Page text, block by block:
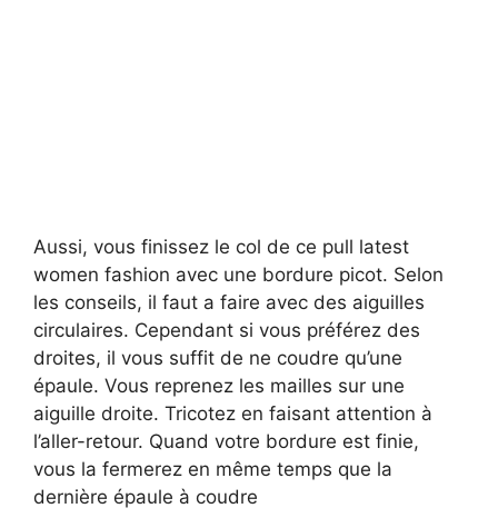
Aussi, vous finissez le col de ce pull latest
women fashion avec une bordure picot. Selon
les conseils, il faut a faire avec des aiguilles
circulaires. Cependant si vous préférez des
droites, il vous suffit de ne coudre qu’une
épaule. Vous reprenez les mailles sur une
aiguille droite. Tricotez en faisant attention à
l’aller-retour. Quand votre bordure est finie,
vous la fermerez en même temps que la
dernière épaule à coudre